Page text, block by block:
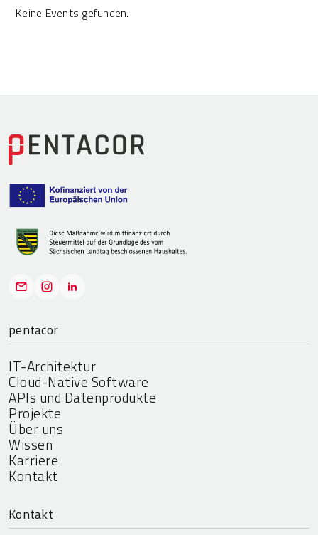
Keine Events gefunden.
pentacor
IT-Architektur
Cloud-Native Software
APIs und Datenprodukte
Projekte
Über uns
Wissen
Karriere
Kontakt
Kontakt